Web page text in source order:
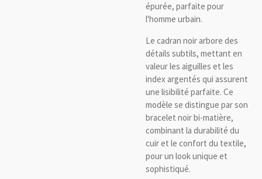
épurée, parfaite pour
l'homme urbain.
Le cadran noir arbore des
détails subtils, mettant en
valeur les aiguilles et les
index argentés qui assurent
une lisibilité parfaite. Ce
modèle se distingue par son
bracelet noir bi-matière,
combinant la durabilité du
cuir et le confort du textile,
pour un look unique et
sophistiqué.